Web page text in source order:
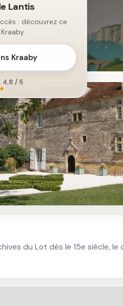
Lantis
: découvrez ce
Kraaby
4,8 / 5
Téléphone
du Lot dès le 15e siècle,